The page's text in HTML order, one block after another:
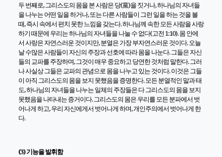
두 번째로, 그리스도의 몸을 본 사람은 당(黨)을 짓거나, 하나님의 자녀들
을 나누는 어떤 일을 하거나, 또는 다른 사람들이 그런 일을 하는 것을 볼
때, 즉시 속에서 편치 못한 느낌을 갖는다. 하나님께 속한 모든 사람을 사랑
하기 때문에 우리는 하나님의 자녀들을 나눌 수 없다(고전 1:10). 몸 안에
서 사랑은 자연스러운 것이지만, 분열은 가장 부자연스러운 것이다. 오늘
날 수많은 사람들이 자신의 주장과 선호에 따라 몸을 나눈다. 그들은 자신
들의 교파를 주장하며, 그것이 매우 중요하고 당연한 것처럼 말한다. 그러
나 사실상 그들은 교파의 관념으로 몸을 나누고 있는 것이다. 이것은 그들
이 아직 그리스도의 몸을 보지 못했음을 증명한다. 모든 분열적인 말과 태
도, 하나님의 자녀들을 나누는 일체의 주장들은 다 그리스도의 몸을 보지
못했음을 나타내는 증거이다. 그리스도의 몸은 우리를 모든 분파에서 벗
어나게 하고, 우리 자신에게서 벗어나게 하며, 개인주의에서 벗어나게 한
다.
(3) 기능을 발휘함